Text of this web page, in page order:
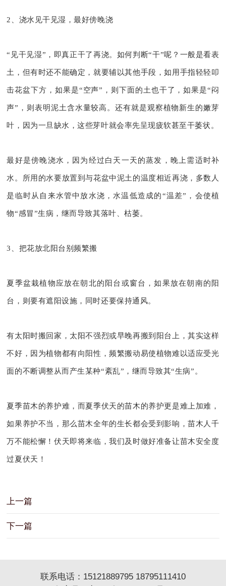
2、浇水见干见湿，最好傍晚浇
“见干见湿”，即真正干了再浇。如何判断“干”呢？一般是看表
土，但有时还不能确定，就要辅以其他手段，如用手指轻轻叩
击花盆下方，如果是“空声”，则下面的土也干了，如果是“闷
声”，则表明泥土含水量较高。还有就是观察植物新生的嫩芽
叶，因为一旦缺水，这些芽叶就会率先呈现疲软甚至干萎状。
最好是傍晚浇水，因为经过白天一天的蒸发，晚上需适时补
水。所用的水要放置到与花盆中泥土的温度相近再浇，多数人
是临时从自来水管中放水浇，水温低造成的“温差”，会使植
物“感冒”生病，继而导致其落叶、枯萎。
3、把花放北阳台别频繁搬
夏季盆栽植物应放在朝北的阳台或窗台，如果放在朝南的阳
台，则要有遮阳设施，同时还要保持通风。
有太阳时搬回家，太阳不强烈或早晚再搬到阳台上，其实这样
不好，因为植物都有向阳性，频繁搬动易使植物难以适应受光
面的不断调整从而产生某种“紊乱”，继而导致其“生病”。
夏季苗木的养护难，而夏季伏天的苗木的养护更是难上加难，
如果养护不当，那么苗木全年的生长都会受到影响，苗木人千
万不能松懈！伏天即将来临，我们及时做好准备让苗木安全度
过夏伏天！
上一篇
下一篇
联系电话：15121889795 18795111410